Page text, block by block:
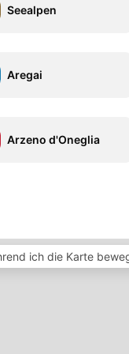
Seealpen
Aregai
Arzeno d'Oneglia
ich die Karte